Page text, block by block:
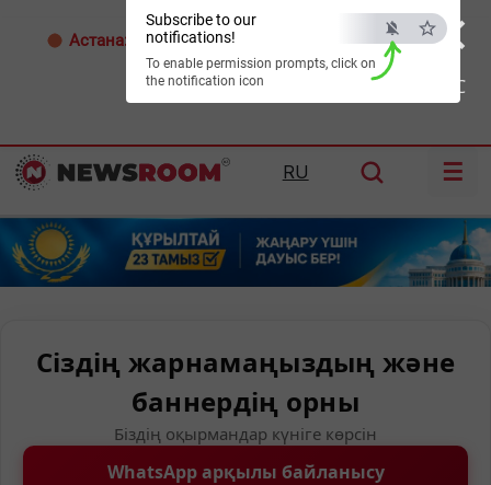
×
ESC
Subscribe to our
notifications!
To enable permission prompts, click on
the notification icon
Астана: 33°C Алматы: Шымкент:37°C
RU ☰
Сіздің жарнамаңыздың және
баннердің орны
Біздің оқырмандар күніге көрсін
WhatsApp арқылы байланысу